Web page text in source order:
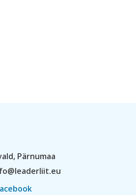
Pärnumaa